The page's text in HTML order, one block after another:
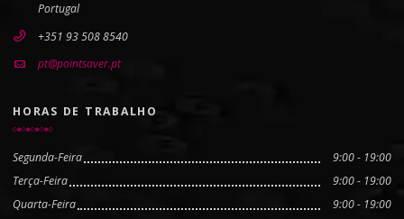
Portugal
+351 93 508 8540
pt@pointsaver.pt
HORAS DE TRABALHO
Segunda-Feira
9:00 - 19:00
Terça-Feira
9:00 - 19:00
Quarta-Feira
9:00 - 19:00